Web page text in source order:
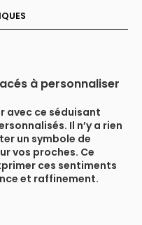
à personnaliser
avec ce séduisant
Il n’y a rien
un symbole de
vos proches. Ce
ces sentiments
et raffinement.